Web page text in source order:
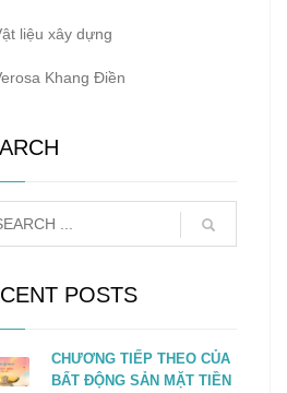
liệu xây dựng
Khang Điền
POSTS
CHƯƠNG TIẾP THEO CỦA
BẤT ĐỘNG SẢN MẶT TIỀN